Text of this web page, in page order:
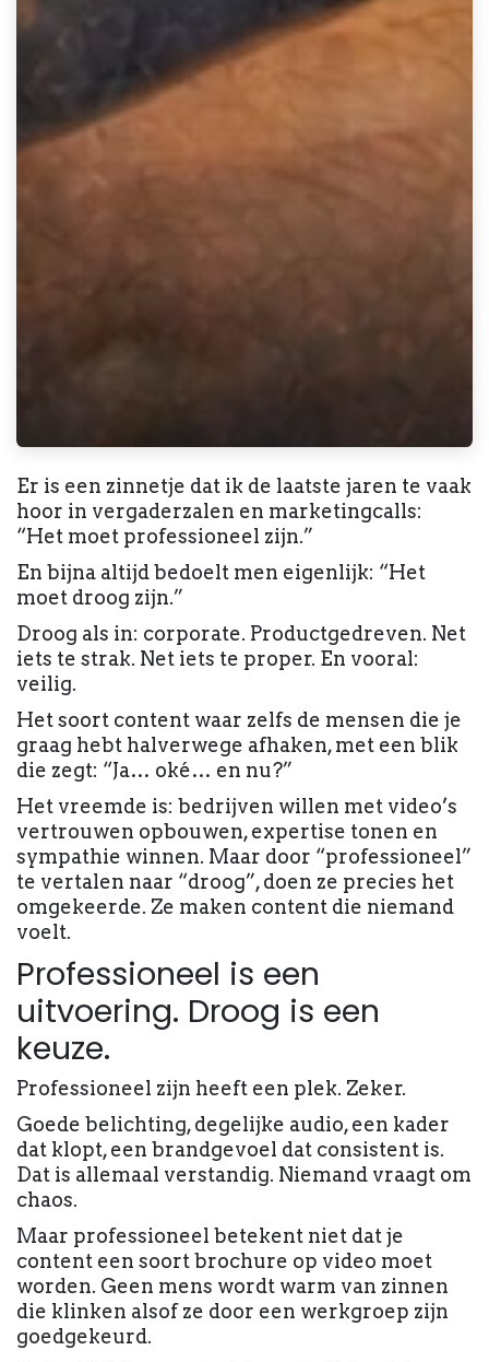
Er is een zinnetje dat ik de laatste jaren te vaak
hoor in vergaderzalen en marketingcalls:
“Het moet professioneel zijn.”
En bijna altijd bedoelt men eigenlijk: “Het
moet droog zijn.”
Droog als in: corporate. Productgedreven. Net
iets te strak. Net iets te proper. En vooral:
veilig.
Het soort content waar zelfs de mensen die je
graag hebt halverwege afhaken, met een blik
die zegt: “Ja… oké… en nu?”
Het vreemde is: bedrijven willen met video’s
vertrouwen opbouwen, expertise tonen en
sympathie winnen. Maar door “professioneel”
te vertalen naar “droog”, doen ze precies het
omgekeerde. Ze maken content die niemand
voelt.
Professioneel is een
uitvoering. Droog is een
keuze.
Professioneel zijn heeft een plek. Zeker.
Goede belichting, degelijke audio, een kader
dat klopt, een brandgevoel dat consistent is.
Dat is allemaal verstandig. Niemand vraagt om
chaos.
Maar professioneel betekent niet dat je
content een soort brochure op video moet
worden. Geen mens wordt warm van zinnen
die klinken alsof ze door een werkgroep zijn
goedgekeurd.